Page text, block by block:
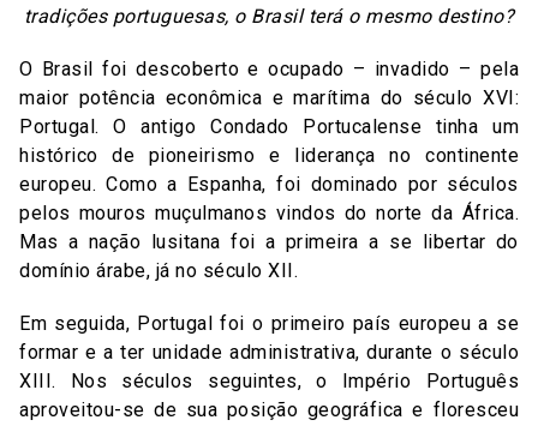
tradições portuguesas, o Brasil terá o mesmo destino?
O Brasil foi descoberto e ocupado – invadido – pela
maior potência econômica e marítima do século XVI:
Portugal. O antigo Condado Portucalense tinha um
histórico de pioneirismo e liderança no continente
europeu. Como a Espanha, foi dominado por séculos
pelos mouros muçulmanos vindos do norte da África.
Mas a nação lusitana foi a primeira a se libertar do
domínio árabe, já no século XII.
Em seguida, Portugal foi o primeiro país europeu a se
formar e a ter unidade administrativa, durante o século
XIII. Nos séculos seguintes, o Império Português
aproveitou-se de sua posição geográfica e floresceu